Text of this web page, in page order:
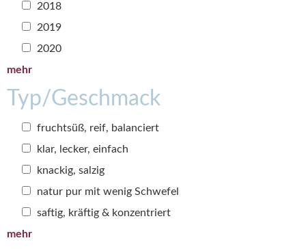
2018
2019
2020
mehr
Typ/Geschmack
fruchtsüß, reif, balanciert
klar, lecker, einfach
knackig, salzig
natur pur mit wenig Schwefel
saftig, kräftig & konzentriert
mehr